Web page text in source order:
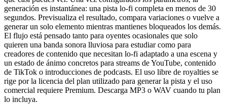
generación es instantánea: una pista lo-fi completa en menos de 30
segundos. Previsualiza el resultado, compara variaciones o vuelve a
generar un solo elemento mientras mantienes bloqueados los demás.
El flujo está pensado tanto para oyentes ocasionales que solo
quieren una banda sonora lluviosa para estudiar como para
creadores de contenido que necesitan lo-fi adaptado a una escena y
un estado de ánimo concretos para streams de YouTube, contenido
de TikTok o introducciones de podcasts. El uso libre de royalties se
rige por la licencia del plan utilizado para generar la pista y el uso
comercial requiere Premium. Descarga MP3 o WAV cuando tu plan
lo incluya.